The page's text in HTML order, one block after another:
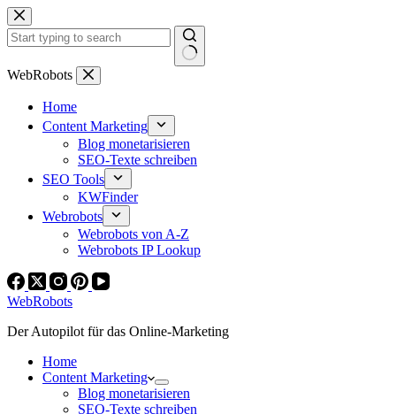
Zum
Inhalt
springen
Keine
WebRobots
Home
Content Marketing
Blog monetarisieren
SEO-Texte schreiben
SEO Tools
KWFinder
Webrobots
Webrobots von A-Z
Webrobots IP Lookup
WebRobots
Der Autopilot für das Online-Marketing
Home
Content Marketing
Blog monetarisieren
SEO-Texte schreiben